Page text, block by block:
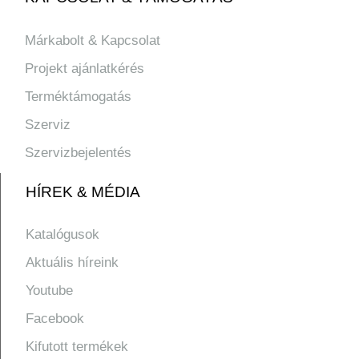
Márkabolt & Kapcsolat
Projekt ajánlatkérés
Terméktámogatás
Szerviz
Szervizbejelentés
HÍREK & MÉDIA
Katalógusok
Aktuális híreink
Youtube
Facebook
Kifutott termékek